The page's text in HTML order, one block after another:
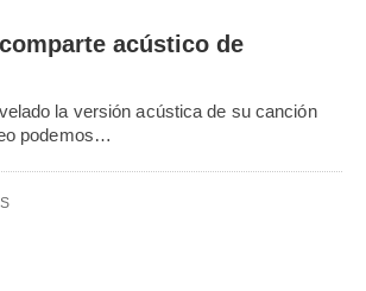
acústico de
la versión acústica de su canción
podemos…